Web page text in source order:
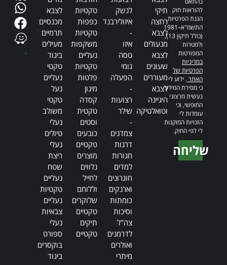
להוראות חוק
הגנת הפרטיות,
התשמ"א–1981
(כולל תיקון 13),
ולמטרות
המפורטות
במדיניות
הפרטיות של
האתר. ידוע לי
כי מסירת המידע
נעשית מרצוני
החופשי, וכי
עומדות לי
הזכויות המוקנות
לי לפי החוק.
שליחה
תיקי
רחצה
לצבא
מנעולים
לצבא
שעונים
מעוררים
לצבא
היגיינה
וטואלטיקה
לנשק
איזולירבנד
-
איזו
טסה
גומי
הפעלה
-
רצועות
שילר
-
צמדנים
דרגות
חגורות
למדים
חוגרונים
וארנקים
כומתות
וסיכות
צה"ל
לדרמנים
ואולרים
מיתרי
טקטיות
כפפות
טקטיות
משקפות
נעליים
טקטיות
פלטות
מיגון
קסדה
טקטית
וסטים
כובעים
טקטיים
מוצרים
נלווים
לחייל
וללוחם
שלוקרים
טקטיים
תיקים
טקטיים
לצבא
מכנסיים
תרמיים
מעילים
ביגוד
טקטי
נעליים
נעל
טקטי
משולב
נעלי
טיולים
נעלי
ריצת
שטח
נעליים
טקטיות
נעליים
צבאיות
נעלי
ספורט
בוקסרים
ביגוד